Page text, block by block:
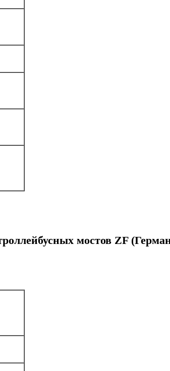
мостов ZF